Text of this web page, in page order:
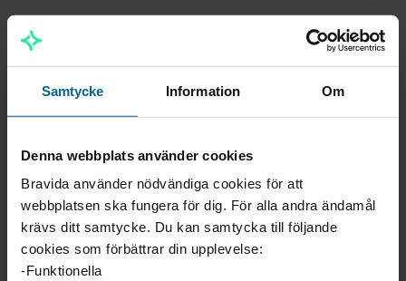
Samtycke Information Om
Denna webbplats använder cookies
Bravida använder nödvändiga cookies för att
webbplatsen ska fungera för dig. För alla andra ändamål
krävs ditt samtycke. Du kan samtycka till följande
cookies som förbättrar din upplevelse:
-Funktionella
viktor.x.andersson@bravida.se
073-988 01 52
johan.hellman@bravida.se
073-988 85 98